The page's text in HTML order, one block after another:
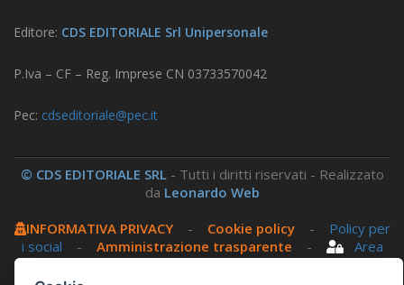
Editore: CDS EDITORIALE Srl Unipersonale
P.Iva – CF – Reg. Imprese CN 03733570042
Pec: cdseditoriale@pec.it
© CDS EDITORIALE SRL - Tutti i diritti riservati - Realizzato
da Leonardo Web
INFORMATIVA PRIVACY- Cookie policy- Policy per
i social - Amministrazione trasparente -
Area